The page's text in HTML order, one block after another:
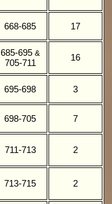
668-685 17
685-695 &
705-711
16
695-698 3
698-705 7
711-713 2
713-715 2